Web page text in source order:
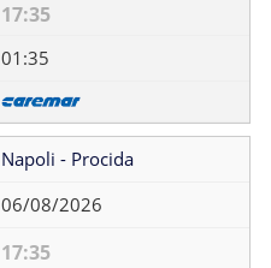
17:35
01:35
Napoli - Procida
06/08/2026
17:35